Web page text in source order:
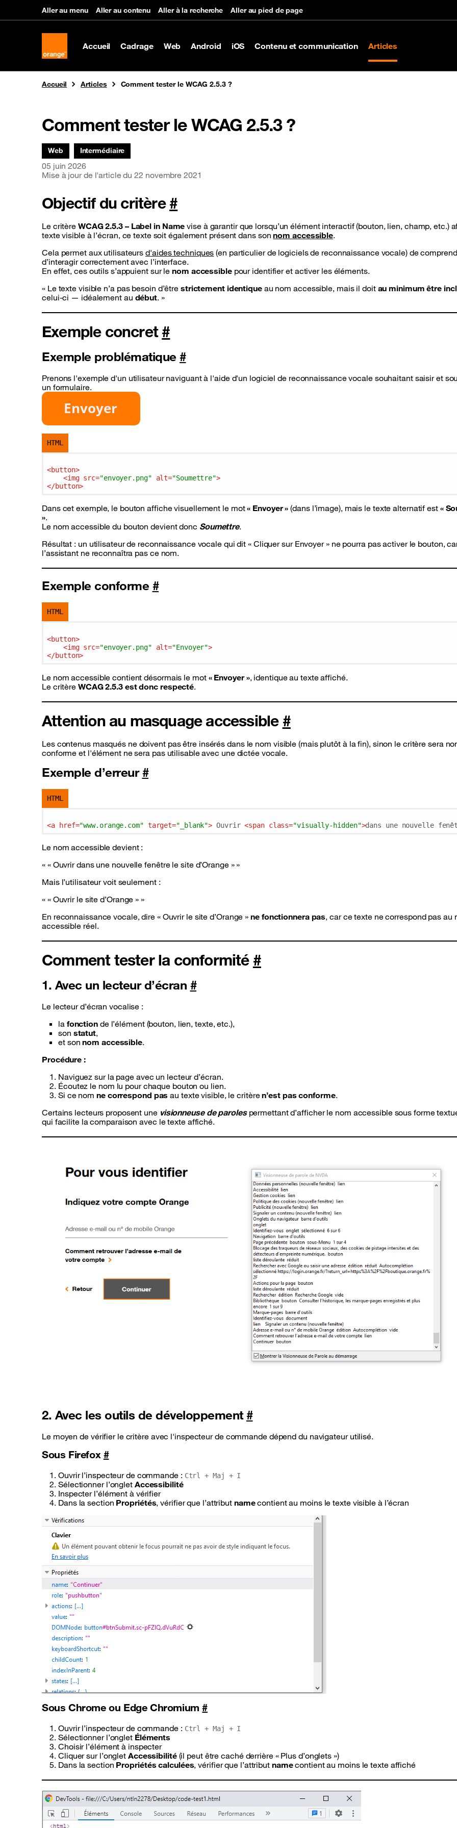
Aller au menu Aller au contenu Aller à la recherche Aller au pied de page
Accueil Cadrage Web Android iOS Contenu et communication Articles
Vous êtes ici
Accueil Articles Comment tester le WCAG 2.5.3 ?
Comment tester le WCAG 2.5.3 ?
Thématiques associées :
Web Intermédiaire
Date de parution
05 juin 2026
Mise à jour de l'article du22 novembre 2021
Objectif du critère#
Le critère WCAG 2.5.3 – Label in Name vise à garantir que lorsqu’un élément interactif (bouton, lien, champ, etc.)
texte visible à l’écran, ce texte soit également présent dans sonnom accessible.
Cela permet aux utilisateursd'aides techniques (en particulier de logiciels de reconnaissance vocale) de
d’interagir correctement avec l’interface.
En effet, ces outils s’appuient sur lenom accessiblepour identifier et activer les éléments.
Le texte visible n’a pas besoin d’être strictement identiqueau nom accessible, mais il doit au minimum être
celui-ci — idéalement au début.
Exemple concret#
Exemple problématique #
Prenons l'exemple d'un utilisateur naviguant à l'aide d'un logiciel de reconnaissance vocale souhaitant saisir et
un formulaire.
HTML
<button>
<img src="envoyer.png" alt="Soumettre">
</button>
Dans cet exemple, le bouton affiche visuellement le mot« Envoyer » (dans l’image), mais le texte alternatif est «
».
Le nom accessible du bouton devient donc Soumettre.
Résultat : un utilisateur de reconnaissance vocale qui dit « Cliquer sur Envoyer » ne pourra pas activer le bouton,
l’assistant ne reconnaîtra pas ce nom.
Exemple conforme #
HTML
<button>
<img src="envoyer.png" alt="Envoyer">
</button>
Le nom accessible contient désormais le mot « Envoyer », identique au texte affiché.
Le critère WCAG 2.5.3 est donc respecté.
Attention au masquage accessible #
Les contenus masqués ne doivent pas être insérés dans le nom visible (mais plutôt à la fin), sinon le critère sera
conforme et l'élément ne sera pas utilisable avec une dictée vocale.
Exemple d’erreur#
HTML
<a href="www.orange.com" target="_blank"> Ouvrir <span class="visually-hidden">dans une nouvelle
Le nom accessible devient :
« Ouvrir dans une nouvelle fenêtre le site d’Orange »
Mais l’utilisateur voit seulement :
« Ouvrir le site d’Orange »
En reconnaissance vocale, dire « Ouvrir le site d’Orange »ne fonctionnera pas, car ce texte ne correspond pas au
accessible réel.
Comment tester la conformité #
1. Avec un lecteur d’écran #
Le lecteur d’écran vocalise :
la fonctionde l’élément (bouton, lien, texte, etc.),
son statut,
et sonnom accessible.
Procédure :
Naviguez sur la page avec un lecteur d’écran.
Écoutez le nom lu pour chaque bouton ou lien.
Si ce nom ne correspond pas au texte visible, le critèren’est pas conforme.
Certains lecteurs proposent une visionneuse de parolespermettant d’afficher le nom accessible sous forme
qui facilite la comparaison avec le texte affiché.
2. Avec les outils de développement#
Le moyen de vérifier le critère avec l'inspecteur de commande dépend du navigateur utilisé.
Sous Firefox #
Ouvrir l’inspecteur de commande : Ctrl + Maj + I
Sélectionner l’onglet Accessibilité
Inspecter l’élément à vérifier
Dans la section Propriétés, vérifier que l’attribut namecontient au moins le texte visible à l’écran
Sous Chrome ou Edge Chromium#
Ouvrir l’inspecteur de commande : Ctrl + Maj + I
Sélectionner l’onglet Éléments
Choisir l’élément à inspecter
Cliquer sur l’onglet Accessibilité(il peut être caché derrière « Plus d’onglets »)
Dans la section Propriétés calculées, vérifier que l’attribut namecontient au moins le texte affiché